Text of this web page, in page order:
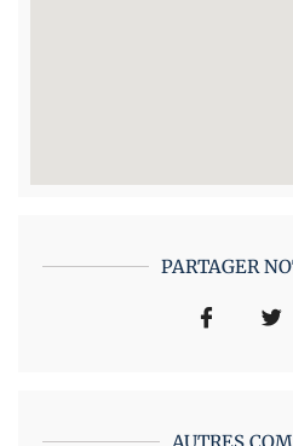
PARTAGER